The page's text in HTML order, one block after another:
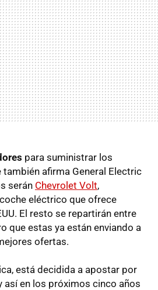
para suministrar los
también afirma General Electric
serán Chevrolet Volt,
eléctrico que ofrece
El resto se repartirán entre
que estas ya están enviando a
ofertas.
está decidida a apostar por
así en los próximos cinco años